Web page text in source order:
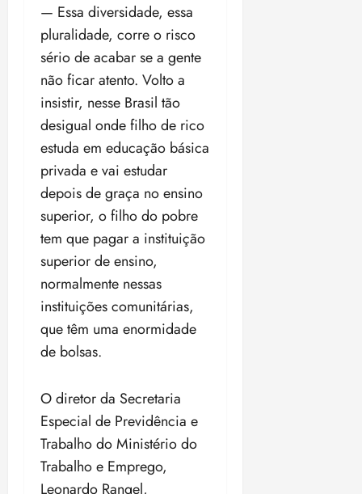
— Essa diversidade, essa
pluralidade, corre o risco
sério de acabar se a gente
não ficar atento. Volto a
insistir, nesse Brasil tão
desigual onde filho de rico
estuda em educação básica
privada e vai estudar
depois de graça no ensino
superior, o filho do pobre
tem que pagar a instituição
superior de ensino,
normalmente nessas
instituições comunitárias,
que têm uma enormidade
de bolsas.
O diretor da Secretaria
Especial de Previdência e
Trabalho do Ministério do
Trabalho e Emprego,
Leonardo Rangel,